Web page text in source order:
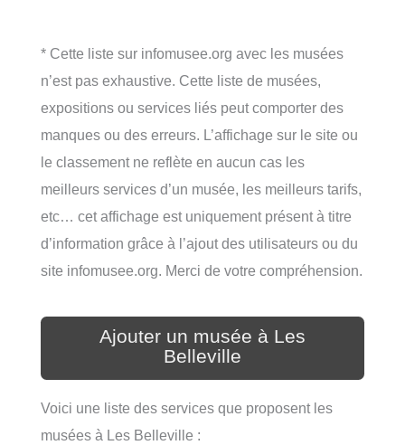
* Cette liste sur infomusee.org avec les musées
n’est pas exhaustive. Cette liste de musées,
expositions ou services liés peut comporter des
manques ou des erreurs. L’affichage sur le site ou
le classement ne reflète en aucun cas les
meilleurs services d’un musée, les meilleurs tarifs,
etc… cet affichage est uniquement présent à titre
d’information grâce à l’ajout des utilisateurs ou du
site infomusee.org. Merci de votre compréhension.
Ajouter un musée à Les
Belleville
Voici une liste des services que proposent les
musées à Les Belleville :